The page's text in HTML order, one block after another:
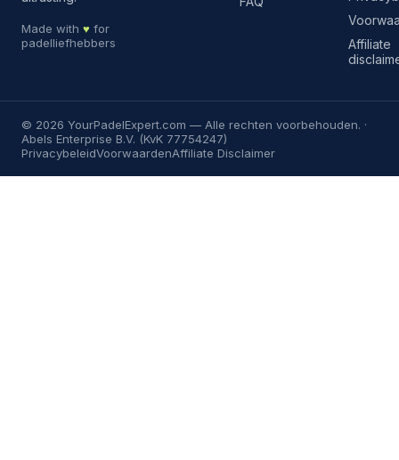
Made with ♥ for
padelliefhebbers
Affiliate
© 2026 YourPadelExpert.com — Alle rechten voorbehouden. ·
Abels Enterprise B.V. (KvK 77754247)
PrivacybeleidVoorwaardenAffiliate Disclaimer